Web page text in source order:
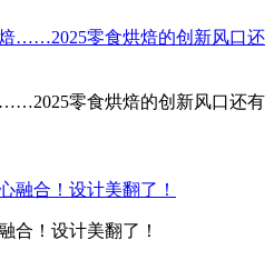
零食烘焙的创新风口还有
合！设计美翻了！